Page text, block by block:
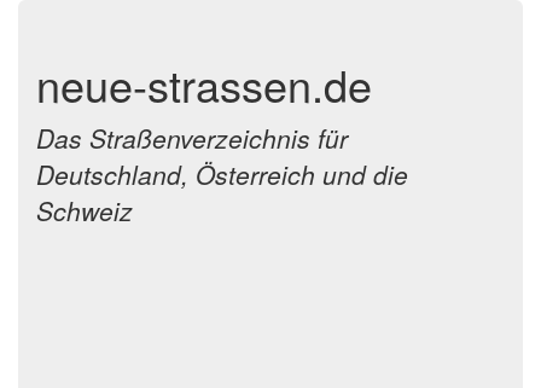
neue-strassen.de
Das Straßenverzeichnis für
Deutschland, Österreich und die
Schweiz